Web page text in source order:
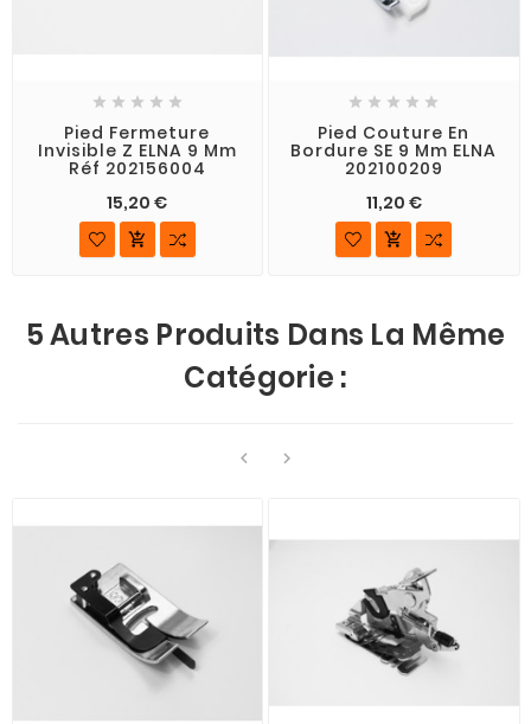
    
Pied Fermeture
Invisible Z ELNA 9 Mm
Réf 202156004
15,20 €

    
Pied Couture En
Bordure SE 9 Mm ELNA
202100209
11,20 €

5 Autres Produits Dans La Même
Catégorie :
 